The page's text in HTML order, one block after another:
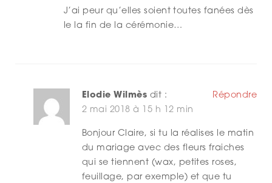
J’ai peur qu’elles soient toutes fanées dès
le la fin de la cérémonie…
Elodie Wilmès dit :
2 mai 2018 à 15 h 12 min
Bonjour Claire, si tu la réalises le matin
du mariage avec des fleurs fraiches
qui se tiennent (wax, petites roses,
feuillage, par exemple) et que tu
Répondre